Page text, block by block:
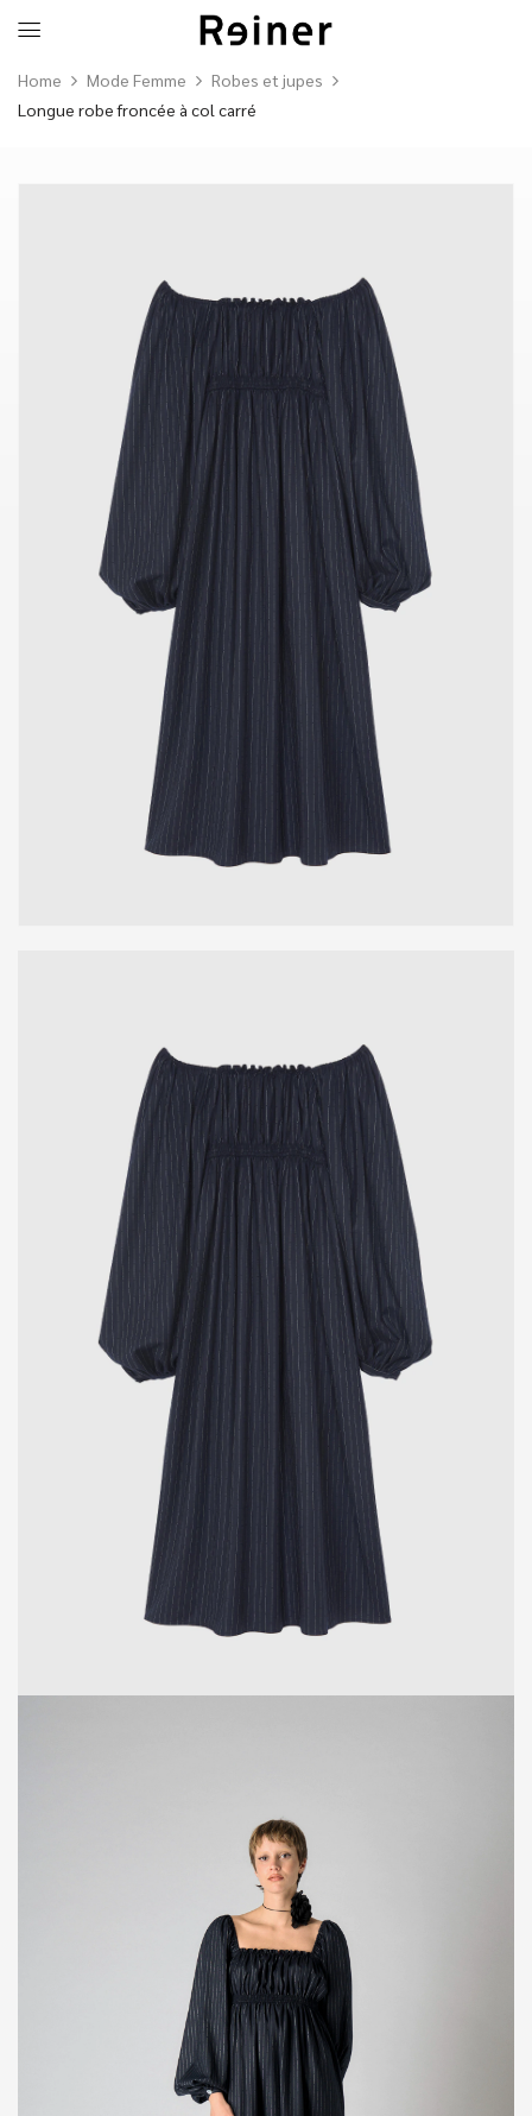
Home Mode Femme
Robes et jupes
Longue robe froncée à col carré